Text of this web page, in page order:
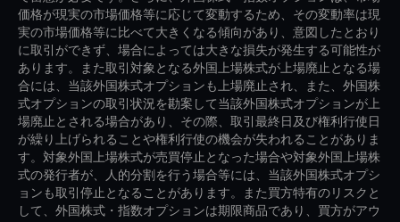
価格が現実の市場価格等に応じて変動するため、その変動率は現
実の市場価格等に比べて大きくなる傾向があり、意図したとおり
に取引ができず、場合によっては大きな損失が発生する可能性が
あります。また取引対象となる外国上場株式が上場廃止となる場
合には、当該外国株式オプションも上場廃止され、また、外国株
式オプションの取引状況を勘案して当該外国株式オプションが上
場廃止とされる場合があり、その際、取引最終日及び権利行使日
が繰り上げられることや権利行使の機会が失われることがありま
す。対象外国上場株式が売買停止となった場合や対象外国上場株
式の発行者が、人的分割を行う場合等には、当該外国株式オプシ
ョンも取引停止となることがあります。また買方特有のリスクと
して、外国株式・指数オプションは期限商品であり、買方がアウ